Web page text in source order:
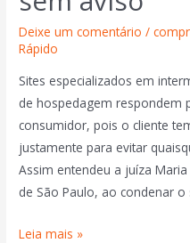
Deixe um comentário /
Rápido
Sites especializados em
de hospedagem respondem
consumidor, pois o cliente
justamente para evitar
Assim entendeu a juíza Maria
de São Paulo, ao condenar
Leia mais »